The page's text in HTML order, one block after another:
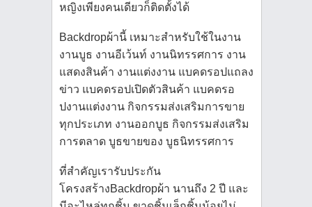
หญิงเพียงคนเดียวก็ติดตั้งได้
Backdropผ้านี้ เหมาะสำหรับใช้ในงาน
งานบูธ งานอีเว้นท์ งานนิทรรศการ งาน
แสดงสินค้า งานแต่งงาน แบคดรอปแถลง
ข่าว แบคดรอปเปิดตัวสินค้า แบคดรอ
ปงานแต่งงาน กิจกรรมส่งเสริมการขาย
ทุกประเภท งานออกบูธ กิจกรรมส่งเสริม
การตลาด บูธขายของ บูธนิทรรศการ
ที่สำคัญเรารับประกัน
โครงสร้างBackdropผ้า นานถึง 2 ปี และ